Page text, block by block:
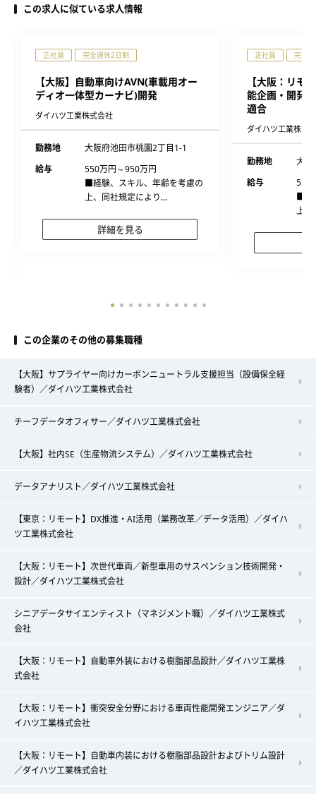
この求人に似ている求人情報
正社員 完全週休2日制
【大阪】自動車向けAVN(車載用オー
ディオ一体型カーナビ)開発
ダイハツ工業株式会社
勤務地
大阪府池田市桃園2丁目1-1
給与
550万円～950万円
■経験、スキル、年齢を考慮の
上、同社規定により...
詳細を見る
正社員 完全
【大阪：リモ
能企画・開発
適合
ダイハツ工業株式
勤務地
大阪
給与
550
■経
上、
この企業のその他の募集職種
【大阪】サプライヤー向けカーボンニュートラル支援担当（設備保全経
験者）／ダイハツ工業株式会社
チーフデータオフィサー／ダイハツ工業株式会社
【大阪】社内SE（生産物流システム）／ダイハツ工業株式会社
データアナリスト／ダイハツ工業株式会社
【東京：リモート】DX推進・AI活用（業務改革／データ活用）／ダイハ
ツ工業株式会社
【大阪：リモート】次世代車両／新型車用のサスペンション技術開発・
設計／ダイハツ工業株式会社
シニアデータサイエンティスト（マネジメント職）／ダイハツ工業株式
会社
【大阪：リモート】自動車外装における樹脂部品設計／ダイハツ工業株
式会社
【大阪：リモート】衝突安全分野における車両性能開発エンジニア／ダ
イハツ工業株式会社
【大阪：リモート】自動車内装における樹脂部品設計およびトリム設計
／ダイハツ工業株式会社